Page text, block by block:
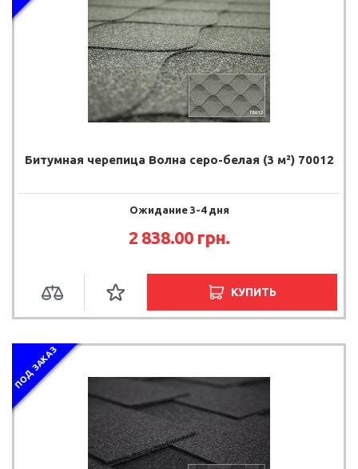
Битумная черепица Волна серо-белая (3 м²) 70012
Ожидание 3-4 дня
2 838.00 грн.
КУПИТЬ
ПОД ЗАКАЗ